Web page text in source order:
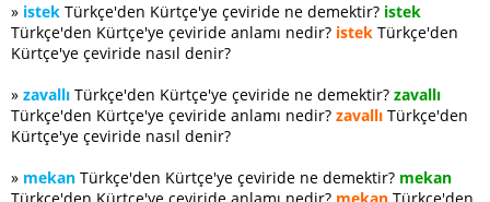
» istek Türkçe'den Kürtçe'ye çeviride ne demektir? istek
Türkçe'den Kürtçe'ye çeviride anlamı nedir? istek Türkçe'den
Kürtçe'ye çeviride nasıl denir?
» zavallı Türkçe'den Kürtçe'ye çeviride ne demektir? zavallı
Türkçe'den Kürtçe'ye çeviride anlamı nedir? zavallı Türkçe'den
Kürtçe'ye çeviride nasıl denir?
» mekan Türkçe'den Kürtçe'ye çeviride ne demektir? mekan